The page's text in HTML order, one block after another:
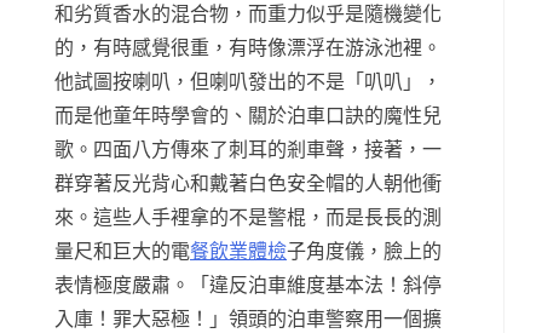
和劣質香水的混合物，而重力似乎是隨機變化
的，有時感覺很重，有時像漂浮在游泳池裡。
他試圖按喇叭，但喇叭發出的不是「叭叭」，
而是他童年時學會的、關於泊車口訣的魔性兒
歌。四面八方傳來了刺耳的剎車聲，接著，一
群穿著反光背心和戴著白色安全帽的人朝他衝
來。這些人手裡拿的不是警棍，而是長長的測
量尺和巨大的電餐飲業體檢子角度儀，臉上的
表情極度嚴肅。「違反泊車維度基本法！斜停
入庫！罪大惡極！」領頭的泊車警察用一個擴